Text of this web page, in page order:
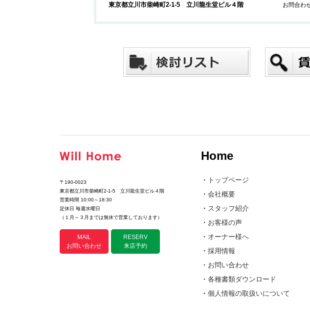
東京都立川市柴崎町2-1-5 立川龍生堂ビル４階
お問合わ
〒190-0023
東京都立川市柴崎町2-1-5 立川龍生堂ビル４階
営業時間 10:00～18:30
定休日 毎週水曜日
（１月～３月までは無休で営業しております）
MAIL
お問い合わせ
RESERV
来店予約
Home
・
トップページ
・ 会社概要
・ スタッフ紹介
・ お客様の声
・ オーナー様へ
・ 採用情報
・ お問い合わせ
・ 各種書類ダウンロード
・ 個人情報の取扱いについて